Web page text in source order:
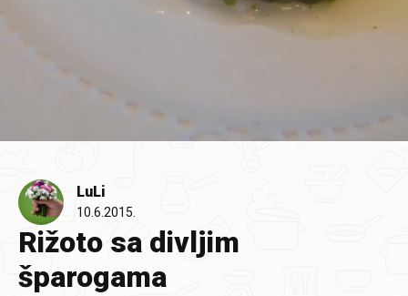
LuLi
10.6.2015.
Rižoto sa divljim
šparogama